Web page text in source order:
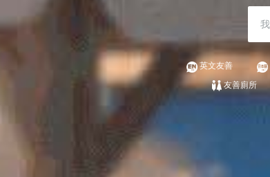
英文友善
友善廁所